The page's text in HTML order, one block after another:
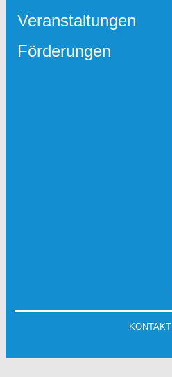
Veranstaltungen
Förderungen
KONTAKT